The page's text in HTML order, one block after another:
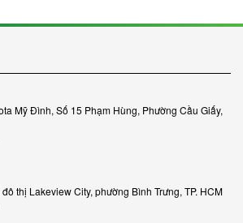
Mỹ Đình, Số 15 Phạm Hùng, Phường Cầu Giấy,
thị Lakeview City, phường Bình Trưng, TP. HCM